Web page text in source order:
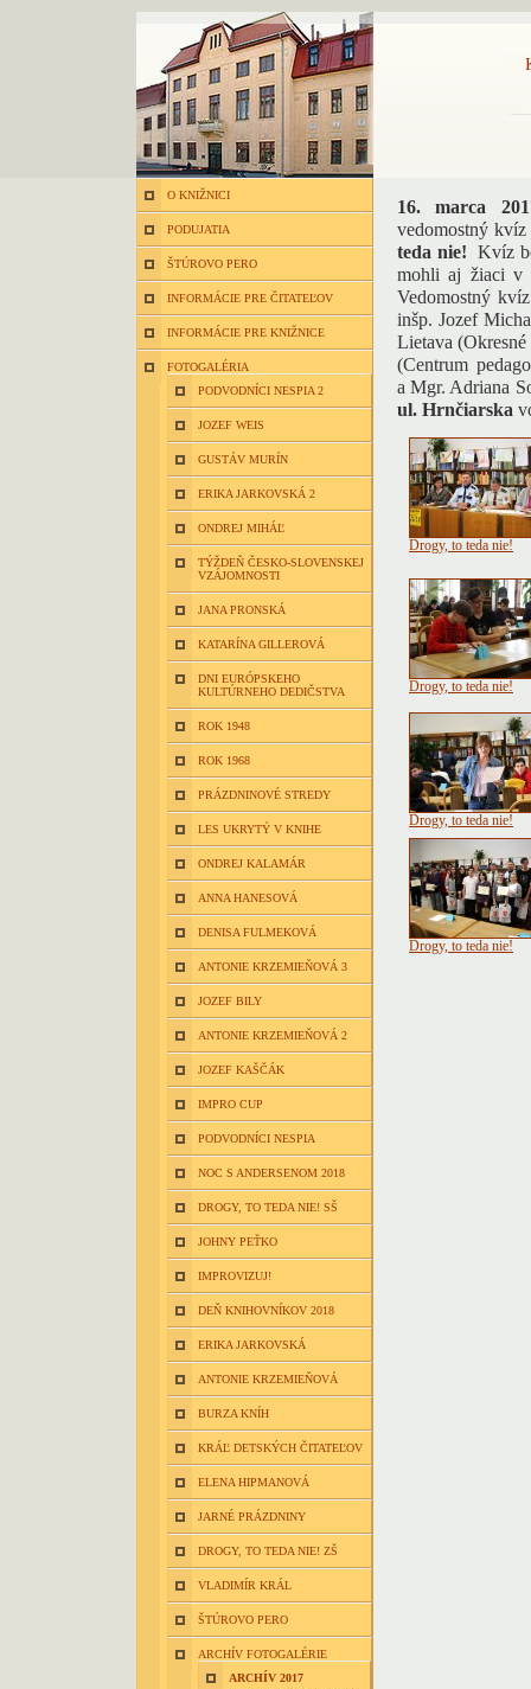
O KNIŽNICI
PODUJATIA
ŠTÚROVO PERO
INFORMÁCIE PRE ČITATEĽOV
INFORMÁCIE PRE KNIŽNICE
FOTOGALÉRIA
PODVODNÍCI NESPIA 2
JOZEF WEIS
GUSTÁV MURÍN
ERIKA JARKOVSKÁ 2
ONDREJ MIHÁĽ
TÝŽDEŇ ČESKO-SLOVENSKEJ
VZÁJOMNOSTI
JANA PRONSKÁ
KATARÍNA GILLEROVÁ
DNI EURÓPSKEHO
KULTÚRNEHO DEDIČSTVA
ROK 1948
ROK 1968
PRÁZDNINOVÉ STREDY
LES UKRYTÝ V KNIHE
ONDREJ KALAMÁR
ANNA HANESOVÁ
DENISA FULMEKOVÁ
ANTONIE KRZEMIEŇOVÁ 3
JOZEF BILY
ANTONIE KRZEMIEŇOVÁ 2
JOZEF KAŠČÁK
IMPRO CUP
PODVODNÍCI NESPIA
NOC S ANDERSENOM 2018
DROGY, TO TEDA NIE! SŠ
JOHNY PEŤKO
IMPROVIZUJ!
DEŇ KNIHOVNÍKOV 2018
ERIKA JARKOVSKÁ
ANTONIE KRZEMIEŇOVÁ
BURZA KNÍH
KRÁĽ DETSKÝCH ČITATEĽOV
ELENA HIPMANOVÁ
JARNÉ PRÁZDNINY
DROGY, TO TEDA NIE! ZŠ
VLADIMÍR KRÁL
ŠTÚROVO PERO
ARCHÍV FOTOGALÉRIE
ARCHÍV 2017
16. marca
vedomostný
teda nie! Kvíz
mohli aj žiaci v
Vedomostný
inšp. Jozef
Lietava
(Centrum
a Mgr. Adriana
ul. Hrnčiarska
Drogy, to teda nie!
Drogy, to teda nie!
Drogy, to teda nie!
Drogy, to teda nie!